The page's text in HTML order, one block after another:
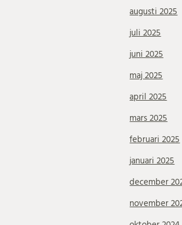
augusti 2025
juli 2025
juni 2025
maj 2025
april 2025
mars 2025
februari 2025
januari 2025
december
november